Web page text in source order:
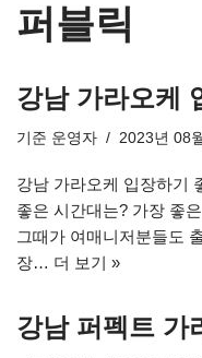
뛰
기
퍼블릭
강남 가라오케
기준 운영자 2023년 08
강남 가라오케 입장하기
좋은 시간대는? 가장 좋
그때가 여매니저분들도
장… 더 보기 »
강남 퍼펙트 가